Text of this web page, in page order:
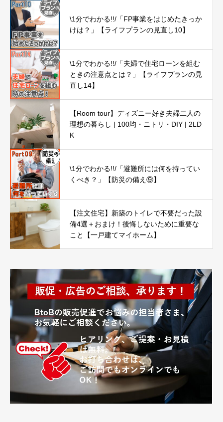
\1分でわかる!!/「FP事業をはじめたきっか
けは？」【ライフプランの見直し10】
\1分でわかる!!/「夫婦で住宅ローンを組む
ときの注意点とは？」【ライフプランの見
直し14】
【Room tour】ディズニー好き夫婦二人の
理想の暮らし | 100均・ニトリ・DIY | 2LD
K
\1分でわかる!!/「避難所には何を持ってい
くべき？」【防災の備え⑨】
【注文住宅】新築のトイレで不要だった設
備4選＋おまけ！後悔しないために重要な
こと【一戸建てマイホーム】